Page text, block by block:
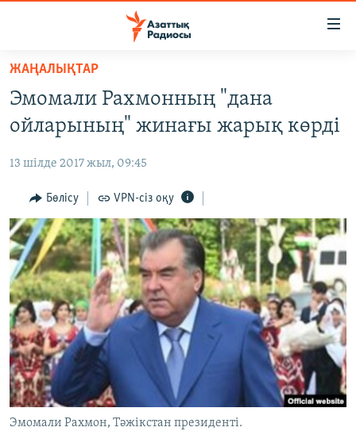
Skip
main
content
to
Navigation
Skip
to
Search
AZATTYQTV
ҚАҢТАР ОҚИҒАСЫ
АДАМ ҚҰҚЫҚТАРЫ
ӘЛЕУМЕТ
ӘЛЕМ
АРНАЙЫ ЖОБАЛАР
Русский
ЖАЗЫЛЫҢЫЗ
ЖАҢАЛЫҚТАР
Эмомали Рахмонның "дана
ойларының" жинағы жарық көрді
13 шілде 2017 жыл, 09:45
Бөлісу VPN-сіз оқу
Эмомали Рахмон, Тәжікстан президенті.